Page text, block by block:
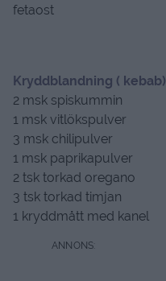
fetaost
Kryddblandning ( kebab)
2 msk spiskummin
1 msk vitlökspulver
3 msk chilipulver
1 msk paprikapulver
2 tsk torkad oregano
3 tsk torkad timjan
1 kryddmått med kanel